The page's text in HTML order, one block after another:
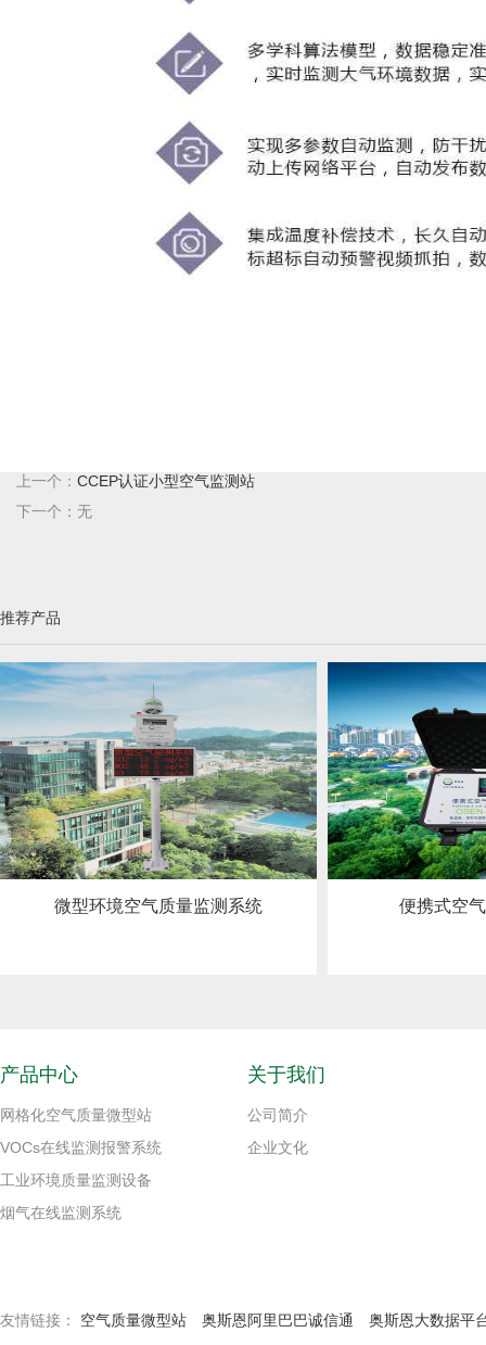
上一个： CCEP认证小型空气监测站
下一个：无
推荐产品
微型环境空气质量监测系统 便携式空
产品中心
网格化空气质量微型站
VOCs在线监测报警系统
工业环境质量监测设备
烟气在线监测系统
关于我们
公司简介
企业文化
友情链接： 空气质量微型站 奥斯恩阿里巴巴诚信通 奥斯恩大数据平